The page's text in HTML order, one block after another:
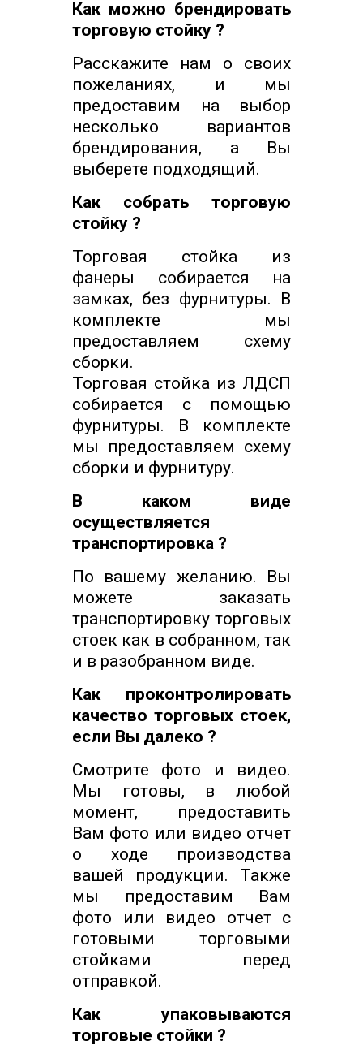
Как можно брендировать
торговую стойку ?
Расскажите нам о своих
пожеланиях, и мы
предоставим на выбор
несколько вариантов
брендирования, а Вы
выберете подходящий.
Как собрать торговую
стойку ?
Торговая стойка из
фанеры собирается на
замках, без фурнитуры. В
комплекте мы
предоставляем схему
сборки.
Торговая стойка из ЛДСП
собирается с помощью
фурнитуры. В комплекте
мы предоставляем схему
сборки и фурнитуру.
В каком виде
осуществляется
транспортировка ?
По вашему желанию. Вы
можете заказать
транспортировку торговых
стоек как в собранном, так
и в разобранном виде.
Как проконтролировать
качество торговых стоек,
если Вы далеко ?
Смотрите фото и видео.
Мы готовы, в любой
момент, предоставить
Вам фото или видео отчет
о ходе производства
вашей продукции. Также
мы предоставим Вам
фото или видео отчет с
готовыми торговыми
стойками перед
отправкой.
Как упаковываются
торговые стойки ?